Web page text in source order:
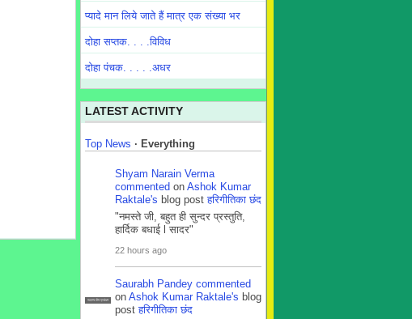
प्यादे मान लिये जाते हैं मात्र एक संख्या भर
दोहा सप्तक. . . .विविध
दोहा पंचक. . . . .अधर
LATEST ACTIVITY
Top News · Everything
Shyam Narain Verma
commented on Ashok Kumar
Raktale's blog postहरिगीतिका छंद
"नमस्ते जी, बहुत ही सुन्दर प्रस्तुति,
हार्दिक बधाई l सादर"
22 hours ago
सदस्य टीम प्रबंधन
Saurabh Pandey commented
on Ashok Kumar Raktale's blog
postहरिगीतिका छंद